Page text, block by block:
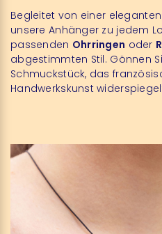
Begleitet von einer
unsere Anhänger zu jedem
passenden Ohrringen oder
abgestimmten Stil. Gönnen
Schmuckstück, das
Handwerkskunst